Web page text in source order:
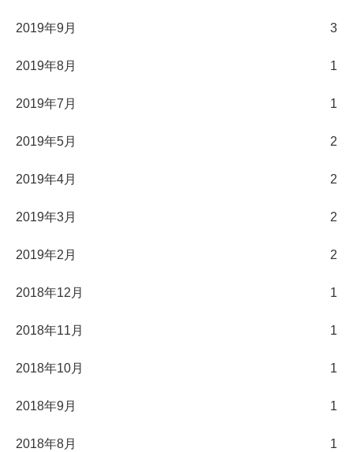
2019年9月 3
2019年8月 1
2019年7月 1
2019年5月 2
2019年4月 2
2019年3月 2
2019年2月 2
2018年12月 1
2018年11月 1
2018年10月 1
2018年9月 1
2018年8月 1